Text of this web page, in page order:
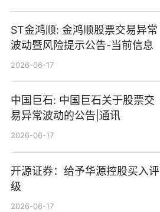
ST金鸿顺: 金鸿顺股票交易异常
波动暨风险提示公告-当前信息
2026-06-17
中国巨石: 中国巨石关于股票交
易异常波动的公告|通讯
2026-06-17
开源证券：给予华源控股买入评
级
2026-06-17